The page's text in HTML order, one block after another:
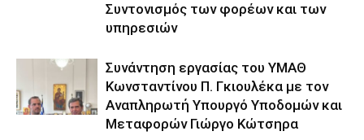
Συντονισμός των φορέων και των
υπηρεσιών
Συνάντηση εργασίας του ΥΜΑΘ
Κωνσταντίνου Π. Γκιουλέκα με τον
Αναπληρωτή Υπουργό Υποδομών και
Μεταφορών Γιώργο Κώτσηρα